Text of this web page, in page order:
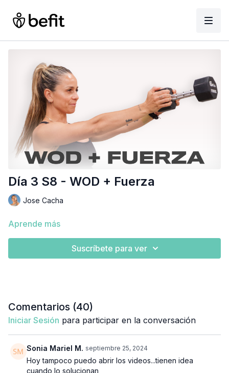
Día 3 S8 - WOD + Fuerza
Jose Cacha
Aprende más
Suscríbete para ver
Comentarios (40)
Iniciar Sesión para participar en la conversación
Sonia Mariel M. septiembre 25, 2024
Hoy tampoco puedo abrir los videos...tienen idea
cuando lo solucionan